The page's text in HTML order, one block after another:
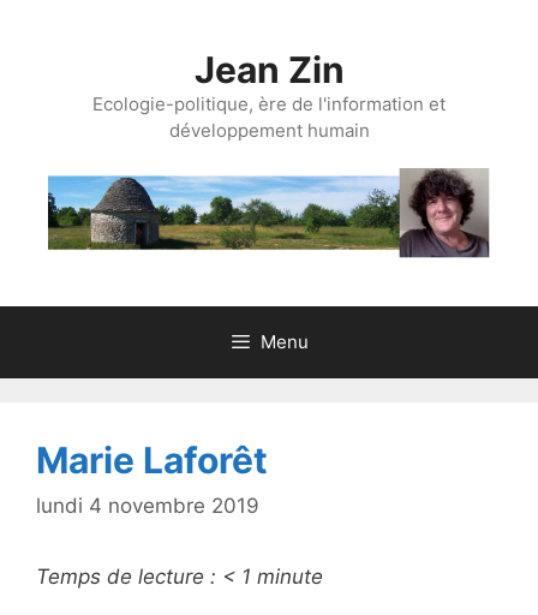
Jean Zin
Ecologie-politique, ère de l'information et
développement humain
Menu
Marie Laforêt
lundi 4 novembre 2019
Temps de lecture : < 1 minute